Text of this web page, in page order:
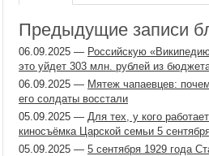
Предыдущие записи
06.09.2025 — Российскую
это уйдет 303 млн. рублей из
06.09.2025 — Мятеж чапаевцев:
его солдаты восстали
05.09.2025 — Для тех, у кого
киносъёмка Царской семьи 5
05.09.2025 — 5 сентября 1929 года